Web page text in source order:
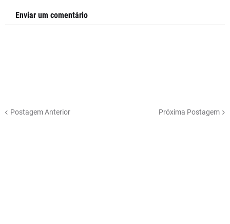
Enviar um comentário
Postagem Anterior Próxima Postagem